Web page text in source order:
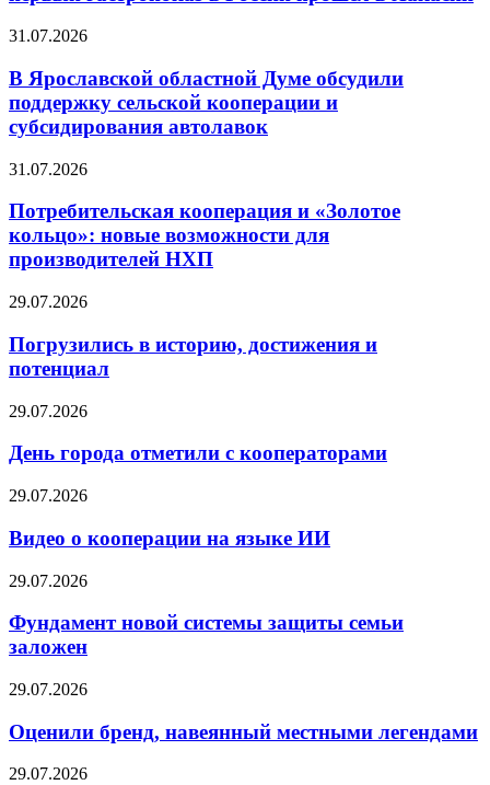
31.07.2026
В Ярославской областной Думе обсудили
поддержку сельской кооперации и
субсидирования автолавок
31.07.2026
Потребительская кооперация и «Золотое
кольцо»: новые возможности для
производителей НХП
29.07.2026
Погрузились в историю, достижения и
потенциал
29.07.2026
День города отметили с кооператорами
29.07.2026
Видео о кооперации на языке ИИ
29.07.2026
Фундамент новой системы защиты семьи
заложен
29.07.2026
Оценили бренд, навеянный местными легендами
29.07.2026